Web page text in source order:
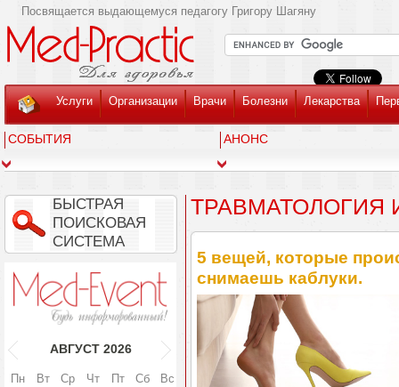
Посвящается выдающемуся педагогу Григору Шагяну
Услуги Организации Врачи Болезни Лекарства
СОБЫТИЯ АНОНС
БЫСТРАЯ
ПОИСКОВАЯ
СИСТЕМА
АВГУСТ 2026
Пн Вт Ср Чт Пт Сб
Вс
ТРАВМАТОЛОГИЯ
5 вещей, которые
снимаешь каблуки.